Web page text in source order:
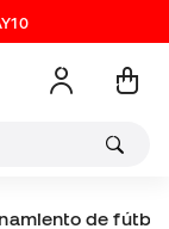
de fútbol